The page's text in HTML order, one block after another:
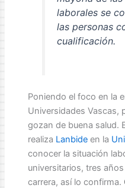
laborales se
las personas
cualificación.
Poniendo el foco en la
Universidades Vascas,
gozan de buena salud.
realiza Lanbideen la
conocer la situación
universitarios, tres
carrera, así lo confirma.